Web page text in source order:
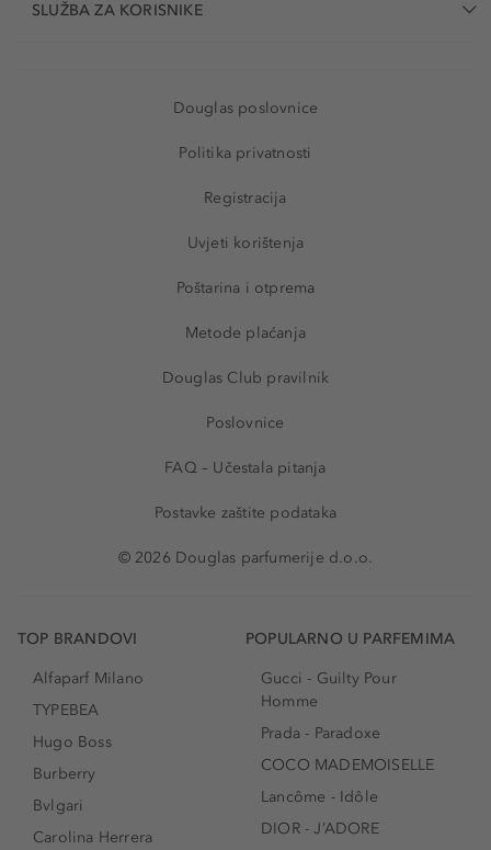
SLUŽBA ZA KORISNIKE
Douglas poslovnice
Politika privatnosti
Registracija
Uvjeti korištenja
Poštarina i otprema
Metode plaćanja
Douglas Club pravilnik
Poslovnice
FAQ – Učestala pitanja
Postavke zaštite podataka
© 2026 Douglas parfumerije d.o.o.
TOP BRANDOVI
Alfaparf Milano
TYPEBEA
Hugo Boss
Burberry
Bvlgari
Carolina Herrera
POPULARNO U PARFEMIMA
Gucci - Guilty Pour
Homme
Prada - Paradoxe
COCO MADEMOISELLE
Lancôme - Idôle
DIOR - J’ADORE